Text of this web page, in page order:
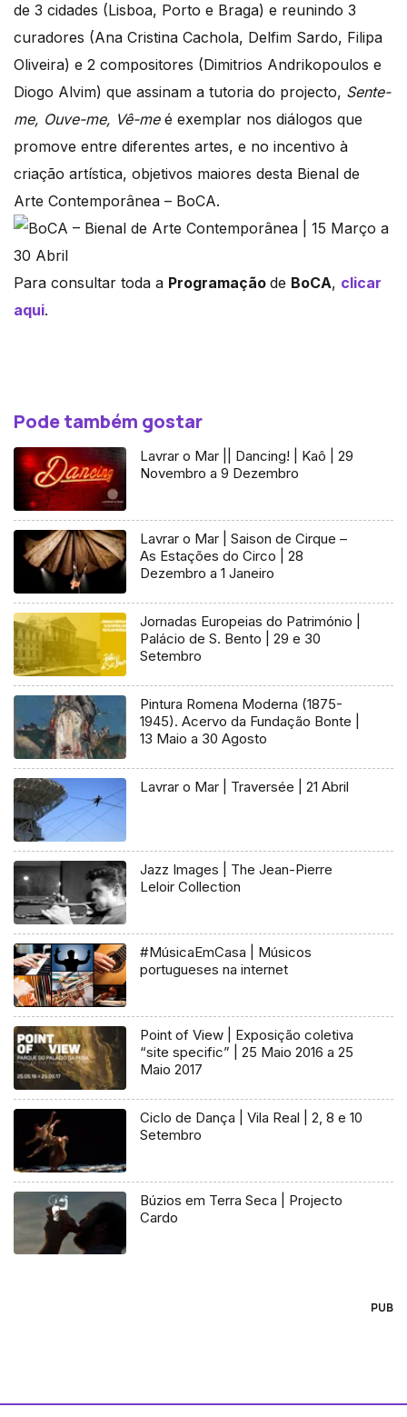
de 3 cidades (Lisboa, Porto e Braga) e reunindo 3
curadores (Ana Cristina Cachola, Delfim Sardo, Filipa
Oliveira) e 2 compositores (Dimitrios Andrikopoulos e
Diogo Alvim) que assinam a tutoria do projecto, Sente-
me, Ouve-me, Vê-me é exemplar nos diálogos que
promove entre diferentes artes, e no incentivo à
criação artística, objetivos maiores desta Bienal de
Arte Contemporânea – BoCA.
Para consultar toda a Programação de BoCA, clicar
aqui.
Pode também gostar
Lavrar o Mar || Dancing! | Kaô | 29
Novembro a 9 Dezembro
Lavrar o Mar | Saison de Cirque –
As Estações do Circo | 28
Dezembro a 1 Janeiro
Jornadas Europeias do Património |
Palácio de S. Bento | 29 e 30
Setembro
Pintura Romena Moderna (1875-
1945). Acervo da Fundação Bonte |
13 Maio a 30 Agosto
Lavrar o Mar | Traversée | 21 Abril
Jazz Images | The Jean-Pierre
Leloir Collection
#MúsicaEmCasa | Músicos
portugueses na internet
Point of View | Exposição coletiva
“site specific” | 25 Maio 2016 a 25
Maio 2017
Ciclo de Dança | Vila Real | 2, 8 e 10
Setembro
Búzios em Terra Seca | Projecto
Cardo
PUB